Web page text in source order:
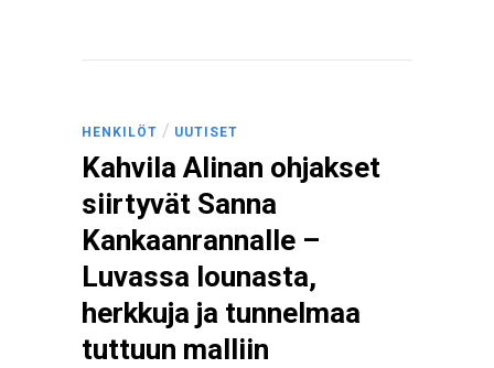
HENKILÖT / UUTISET
Kahvila Alinan ohjakset
siirtyvät Sanna
Kankaanrannalle –
Luvassa lounasta,
herkkuja ja tunnelmaa
tuttuun malliin